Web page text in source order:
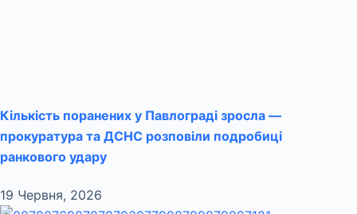
Кількість поранених у Павлограді зросла —
прокуратура та ДСНС розповіли подробиці
ранкового удару
19 Червня, 2026